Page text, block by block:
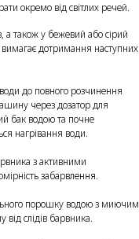
окремо від світлих речей.
а також у бежевий або сірий
вимагає дотримання наступних
до повного розчинення
через дозатор для
бак водою та почне
нагрівання води.
з активними
забарвлення.
порошку водою з миючим
слідів барвника.